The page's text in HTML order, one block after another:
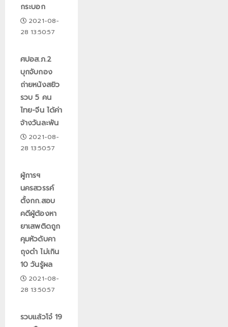
กระบอก
2021-08-
28 13:50:57
ศปอส.ภ.2
บุกจับกอง
ถ่ายหนังสยิว
รวบ 5 คน
ไทย-จีน ได้ค่า
จ้างวันละพัน
2021-08-
28 13:50:57
ผู้การฯ
นครสวรรค์
ตั้งกก.สอบ
คดีผู้ต้องหา
ยาเสพติดถูก
คุมหัวดับคา
ถุงดำ ไม่เกิน
10 วันรู้ผล
2021-08-
28 13:50:57
รวบแล้วโจ๋ 19